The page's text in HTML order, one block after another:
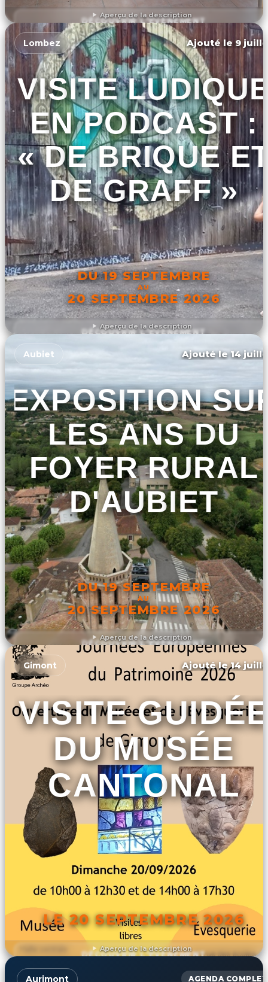
Aperçu de la description
DÉCOUVRIR L'ÉVÉNEMENT
Aperçu de la description
Lombez Ajouté le 9
VISITE
EN PODCAST :
« DE BRIQUE
DE GRAFF »
DU 19 SEPTEMBRE
AU
20 SEPTEMBRE 2026
DÉCOUVRIR L'ÉVÉNEMENT
Aperçu de la description
Aubiet Ajouté le 14
EXPOSITION
LES ANS DU
FOYER RURAL
D'AUBIET
DU 19 SEPTEMBRE
AU
20 SEPTEMBRE 2026
DÉCOUVRIR L'ÉVÉNEMENT
Aperçu de la description
Gimont Ajouté le 14
VISITE
DU MUSÉE
CANTONAL
LE 20 SEPTEMBRE 2026
DÉCOUVRIR L'ÉVÉNEMENT
Aurimont AGENDA COMPLET